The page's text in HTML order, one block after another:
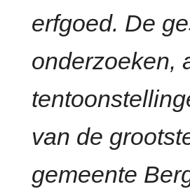
erfgoed. De
onderzoeken,
van de
gemeente